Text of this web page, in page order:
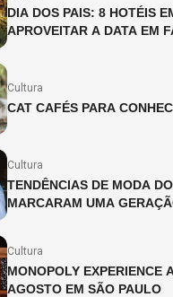
DIA DOS PAIS: 8 HOTÉIS
APROVEITAR A DATA EM
Cultura
CAT CAFÉS PARA
Cultura
TENDÊNCIAS DE MODA
MARCARAM UMA
Cultura
MONOPOLY EXPERIENCE
AGOSTO EM SÃO PAULO